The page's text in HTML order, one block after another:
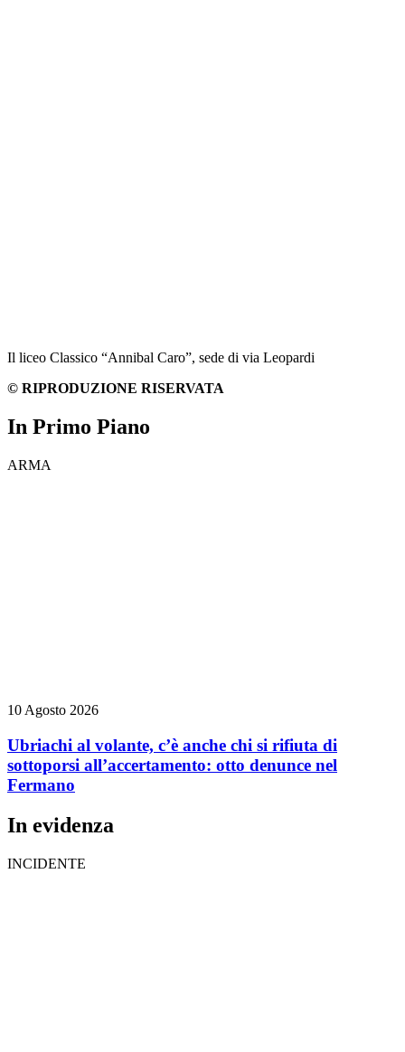
Il liceo Classico “Annibal Caro”, sede di via Leopardi
© RIPRODUZIONE RISERVATA
In Primo Piano
ARMA
10 Agosto 2026
Ubriachi al volante, c’è anche chi si rifiuta di
sottoporsi all’accertamento: otto denunce nel
Fermano
In evidenza
INCIDENTE